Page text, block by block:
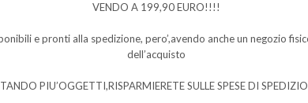
VENDO A 199,90 EURO!!!!
e pronti alla spedizione, pero’,avendo anche un negozio
dell’acquisto
PIU’OGGETTI,RISPARMIERETE SULLE SPESE DI